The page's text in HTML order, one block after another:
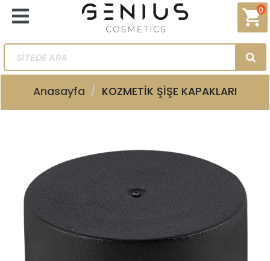
shopping_cart
0
Anasayfa KOZMETİK ŞİŞE KAPAKLARI